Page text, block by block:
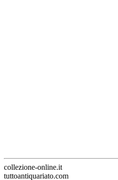
collezione-online.it
tuttoantiquariato.com